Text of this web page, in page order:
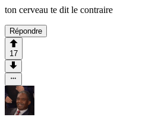
ton cerveau te dit le contraire
Répondre
17